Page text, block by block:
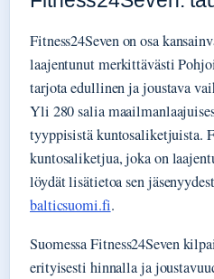
Fitness24Seven on osa
laajentunut merkittävästi
tarjota edullinen ja joustava
Yli 280 salia
tyyppisistä kuntosaliketjuista.
kuntosaliketjua, joka on
löydät lisätietoa sen
balticsuomi.fi.
Suomessa Fitness24Seven
erityisesti hinnalla ja